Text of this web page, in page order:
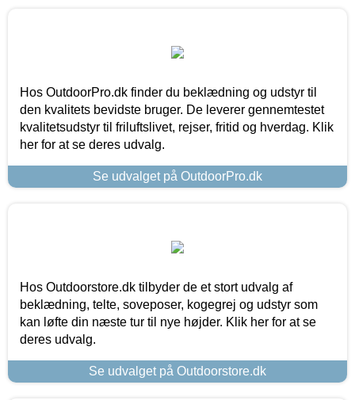
Hos OutdoorPro.dk finder du beklædning og udstyr til
den kvalitets bevidste bruger. De leverer gennemtestet
kvalitetsudstyr til friluftslivet, rejser, fritid og hverdag. Klik
her for at se deres udvalg.
Se udvalget på OutdoorPro.dk
Hos Outdoorstore.dk tilbyder de et stort udvalg af
beklædning, telte, soveposer, kogegrej og udstyr som
kan løfte din næste tur til nye højder. Klik her for at se
deres udvalg.
Se udvalget på Outdoorstore.dk